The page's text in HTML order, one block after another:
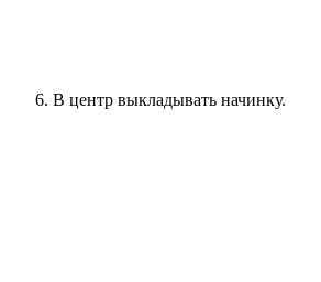
В центр выкладывать начинку.